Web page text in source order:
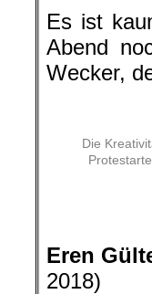
Es ist
Abend
Wecker,
Die
Eren
2018)